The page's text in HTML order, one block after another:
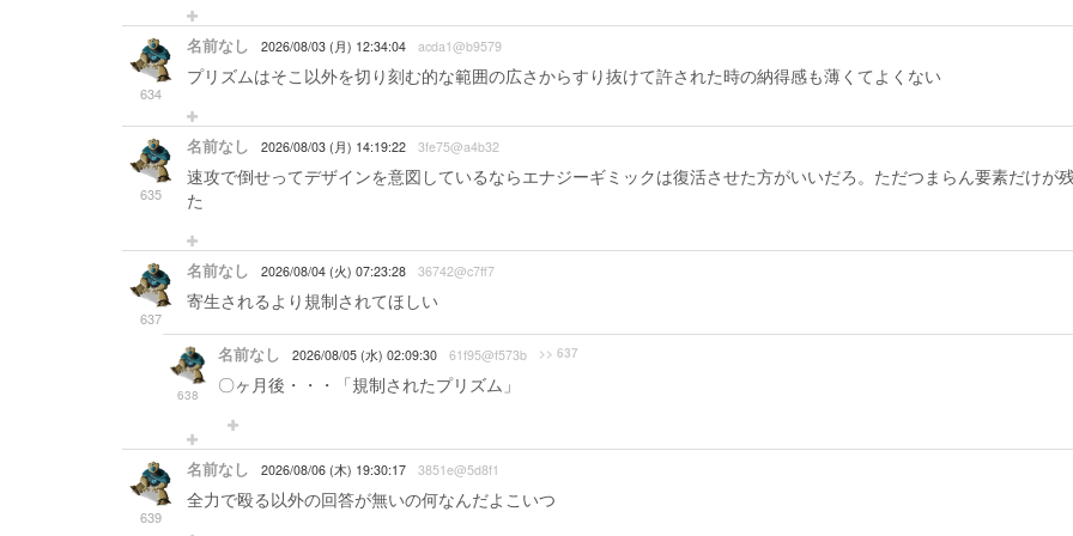
634
名前なし 2026/08/03 (月) 12:34:04 acda1@b9579
プリズムはそこ以外を切り刻む的な範囲の広さからすり抜けて許された時の納得感も薄くてよくない
635
名前なし 2026/08/03 (月) 14:19:22 3fe75@a4b32
速攻で倒せってデザインを意図しているならエナジーギミックは復活させた方がいいだろ。ただつまらん要素だけが
た
637
名前なし 2026/08/04 (火) 07:23:28 36742@c7ff7
寄生されるより規制されてほしい
638
名前なし 2026/08/05 (水) 02:09:30 61f95@f573b >> 637
〇ヶ月後・・・「規制されたプリズム」
639
名前なし 2026/08/06 (木) 19:30:17 3851e@5d8f1
全力で殴る以外の回答が無いの何なんだよこいつ